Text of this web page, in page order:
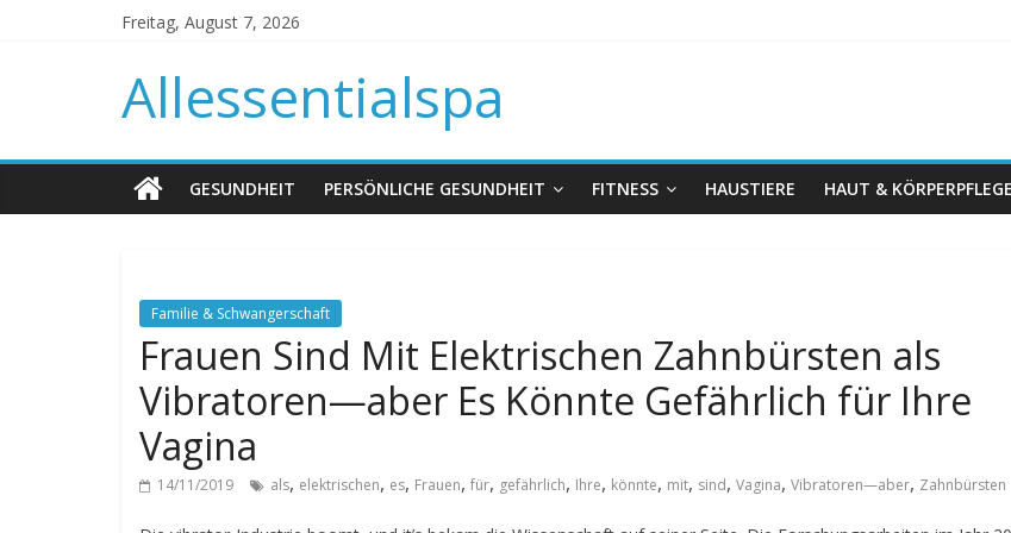
Freitag, August 7, 2026
Allessentialspa
GESUNDHEIT PERSÖNLICHE GESUNDHEIT FITNESS HAUSTIERE HAUT & KÖRPERPFLEGE
Familie & Schwangerschaft
Frauen Sind Mit Elektrischen Zahnbürsten als
Vibratoren—aber Es Könnte Gefährlich für Ihre
Vagina
14/11/2019 als, elektrischen, es, Frauen, für, gefährlich, Ihre, könnte, mit, sind, Vagina, Vibratoren—aber, Zahnbürsten